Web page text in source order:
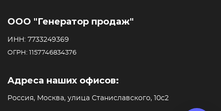
ООО "Генератор продаж"
ИНН: 7733249369
ОГРН: 1157746834376
Адреса наших офисов:
Россия, Москва, улица Станиславского, 10с2